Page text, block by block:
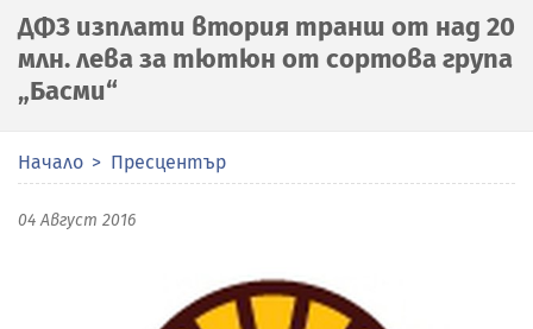
ДФЗ изплати втория транш от над 20
млн. лева за тютюн от сортова група
„Басми“
Начало Пресцентър
04 Август 2016